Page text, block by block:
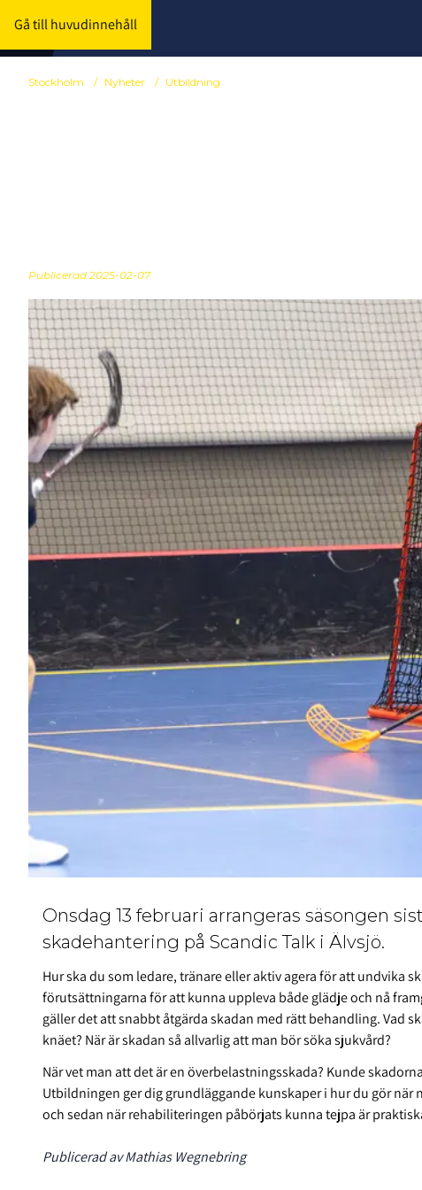
Gå till huvudinnehåll
Stockholm / Nyheter / Utbildning
Publicerad 2025-02-07
Onsdag 13 februari arrangeras säsongen
skadehantering på Scandic Talk i Älvsjö.
Hur ska du som ledare, tränare eller aktiv agera för att undvika
förutsättningarna för att kunna uppleva både glädje och nå
gäller det att snabbt åtgärda skadan med rätt behandling. Vad
knäet? När är skadan så allvarlig att man bör söka sjukvård?
När vet man att det är en överbelastningsskada? Kunde
Utbildningen ger dig grundläggande kunskaper i hur du gör
och sedan när rehabiliteringen påbörjats kunna tejpa är
Publicerad av Mathias Wegnebring